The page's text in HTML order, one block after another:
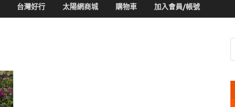
台灣好行 太陽網商城 購物車 加入會員/帳號